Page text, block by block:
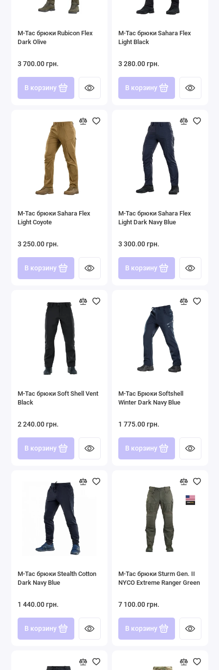
M-Tac брюки Rubicon Flex
Dark Olive
3 700.00 грн.
В корзину
M-Tac брюки Sahara Flex
Light Black
3 280.00 грн.
В корзину
M-Tac брюки Sahara Flex
Light Coyote
3 250.00 грн.
В корзину
M-Tac брюки Sahara Flex
Light Dark Navy Blue
3 300.00 грн.
В корзину
M-Tac брюки Soft Shell Vent
Black
2 240.00 грн.
В корзину
M-Tac Брюки Softshell
Winter Dark Navy Blue
1 775.00 грн.
В корзину
M-Tac брюки Stealth Cotton
Dark Navy Blue
1 440.00 грн.
В корзину
M-Tac брюки Sturm Gen. ІІ
NYCO Extreme Ranger Green
7 100.00 грн.
В корзину